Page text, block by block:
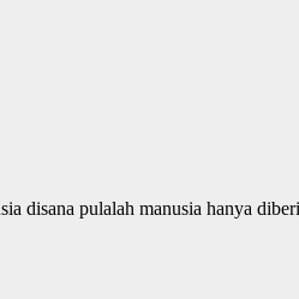
disana pulalah manusia hanya